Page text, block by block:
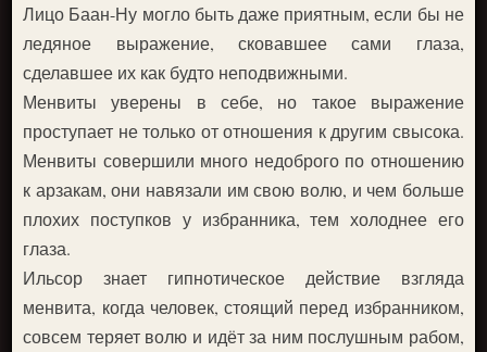
Лицо Баан-Ну могло быть даже приятным, если бы не
ледяное выражение, сковавшее сами глаза,
сделавшее их как будто неподвижными.
Менвиты уверены в себе, но такое выражение
проступает не только от отношения к другим свысока.
Менвиты совершили много недоброго по отношению
к арзакам, они навязали им свою волю, и чем больше
плохих поступков у избранника, тем холоднее его
глаза.
Ильсор знает гипнотическое действие взгляда
менвита, когда человек, стоящий перед избранником,
совсем теряет волю и идёт за ним послушным рабом,